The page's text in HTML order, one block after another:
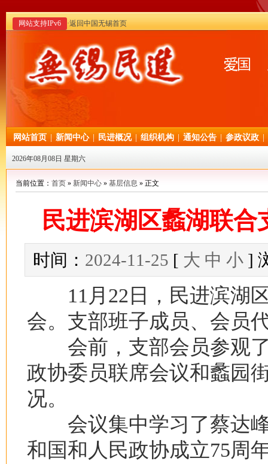
网站支持IPv6 ·返回中国无锡首页
网站首页 新闻中心 民进概况 组织机构 通知公告 参政议政
2026年08月08日 星期六
当前位置： 首页 » 新闻中心 » 基层信息 » 正文
民进滨湖区蠡湖联
时间： 2024-11-25 [ 大 中 小 ]
11月22日，民进滨湖区
会。支部班子成员、会员
会前，支部会员参观了
政协委员联席会议和蠡园
况。
会议集中学习了蔡达峰
和国和人民政协成立75周